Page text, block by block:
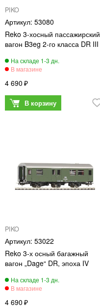
PIKO
53080
Reko 3-хосный пассажирский
вагон B3eg 2-го класса DR III
4 690
PIKO
53022
Reko 3-х осный багажный
вагон „Dage“ DR, эпоха IV
4 690